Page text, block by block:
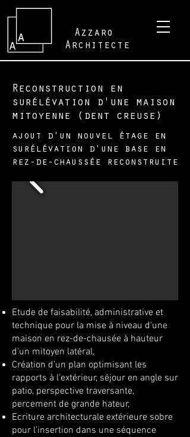
Architecte
Azzaro
Reconstruction en
surélévation d'une maison
mitoyenne (dent creuse)
ajout d'un nouvel étage en
surélévation d'une base en
rez-de-chaussée reconstruite
Etude de faisabilité, administrative et
technique pour la mise à niveau d'une
maison en rez-de-chausée à hauteur
d'un mitoyen latéral,
Création d'un plan optimisant les
rapports à l'extérieur, séjour en angle sur
patio, perspective traversante,
percement de grande hateur,
Ecriture architecturale extérieure sobre
pour l'insertion dans une séquence